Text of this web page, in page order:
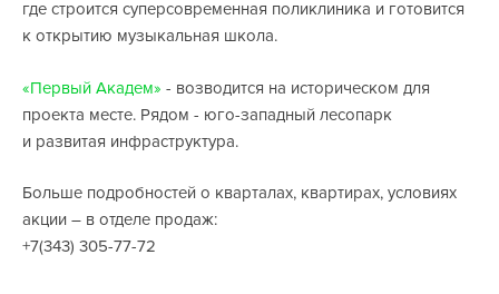
где строится суперсовременная поликлиника и готовится
к открытию музыкальная школа.
«Первый Академ» - возводится на историческом для
проекта месте. Рядом - юго-западный лесопарк
и развитая инфраструктура.
Больше подробностей о кварталах, квартирах, условиях
акции – в отделе продаж:
+7(343) 305-77-72